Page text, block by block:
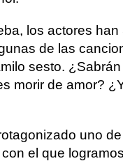
los actores han
de las
sesto. ¿Sabrán
morir de amor?
uno
el que logramos